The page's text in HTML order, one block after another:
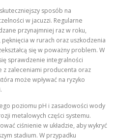
sposób na
w jacuzzi. Regularne
przynajmniej raz w roku,
w rurach oraz uszkodzenia
się w poważny problem. W
sprawdzenie integralności
z zaleceniami producenta oraz
może wpływać na ryzyko
poziomu pH i zasadowości wody
metalowych części systemu.
ciśnienie w układzie, aby wykryć
stadium. W przypadku